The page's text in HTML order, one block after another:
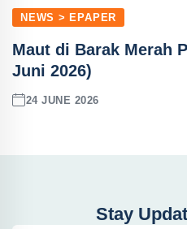
NEWS > EPAPER
Maut di Barak Merah
Juni 2026)
24 JUNE 2026
Stay